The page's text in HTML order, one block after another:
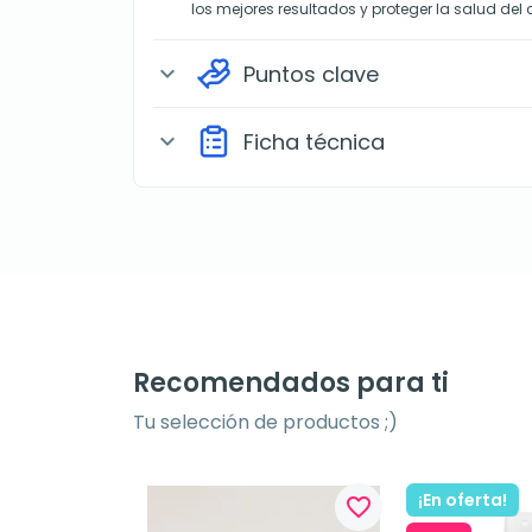
los mejores resultados y proteger la salud del
expand_more Puntos clave
expand_more Ficha técnica
Recomendados para ti
Tu selección de productos ;)
favorite_border
¡En oferta!